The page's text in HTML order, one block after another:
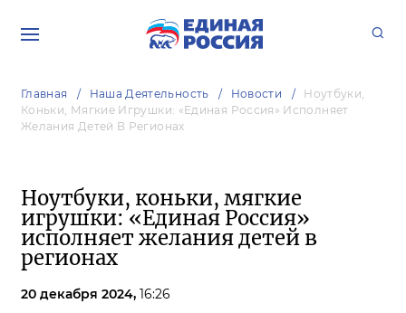
Главная Наша Деятельность Новости
Ноутбуки,
Коньки, Мягкие Игрушки: «Единая Россия» Исполняет
Желания Детей В Регионах
Ноутбуки, коньки, мягкие
игрушки: «Единая Россия»
исполняет желания детей в
регионах
20 декабря 2024, 16:26